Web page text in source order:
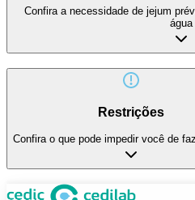
Confira a necessidade de jejum
água
Restrições
Confira o que pode impedir você de